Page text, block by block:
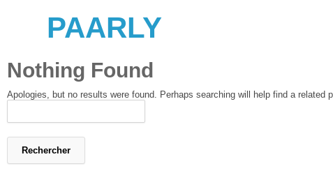
PAARLY
Nothing Found
Apologies, but no results were found. Perhaps searching will help find a related